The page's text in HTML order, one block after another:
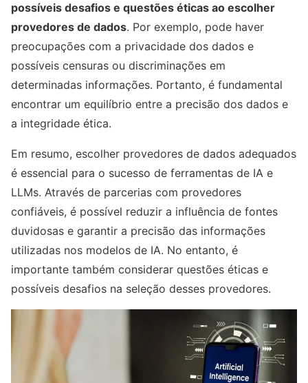
possíveis desafios e questões éticas ao escolher
provedores de dados. Por exemplo, pode haver
preocupações com a privacidade dos dados e
possíveis censuras ou discriminações em
determinadas informações. Portanto, é fundamental
encontrar um equilíbrio entre a precisão dos dados e
a integridade ética.
Em resumo, escolher provedores de dados adequados
é essencial para o sucesso de ferramentas de IA e
LLMs. Através de parcerias com provedores
confiáveis, é possível reduzir a influência de fontes
duvidosas e garantir a precisão das informações
utilizadas nos modelos de IA. No entanto, é
importante também considerar questões éticas e
possíveis desafios na seleção desses provedores.